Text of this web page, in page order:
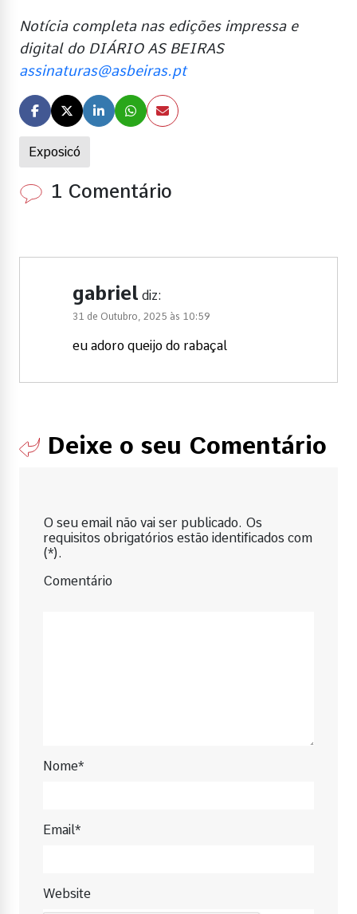
Exposicó
Notícia completa nas edições impressa e
digital do DIÁRIO AS BEIRAS
assinaturas@asbeiras.pt
1 Comentário
gabriel diz:
31 de Outubro, 2025 às 10:59
eu adoro queijo do rabaçal
Deixe o seu Comentário
O seu email não vai ser publicado. Os
requisitos obrigatórios estão identificados com
(*).
Comentário
Nome*
Email*
Website